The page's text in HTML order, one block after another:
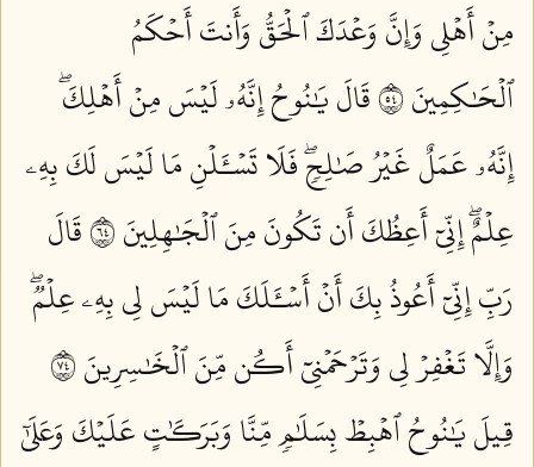
مِنۡ أَهۡلِي وَإِنَّ وَعۡدَكَ ٱلۡحَقُّ وَأَنتَ أَحۡكَمُ
ٱلۡحَٰكِمِينَ ٤٥
قَالَ يَٰنُوحُ إِنَّهُۥ لَيۡسَ مِنۡ أَهۡلِكَۖ
إِنَّهُۥ عَمَلٌ غَيۡرُ صَٰلِحٖۖ فَلَا تَسۡـَٔلۡنِ مَا لَيۡسَ لَكَ بِهِۦ
عِلۡمٌۖ إِنِّيٓ أَعِظُكَ أَن تَكُونَ مِنَ ٱلۡجَٰهِلِينَ ٤٦
قَالَ
رَبِّ إِنِّيٓ أَعُوذُ بِكَ أَنۡ أَسۡـَٔلَكَ مَا لَيۡسَ لِي بِهِۦ عِلۡمٞۖ
وَإِلَّا تَغۡفِرۡ لِي وَتَرۡحَمۡنِيٓ أَكُن مِّنَ ٱلۡخَٰسِرِينَ ٤٧
قِيلَ يَٰنُوحُ ٱهۡبِطۡ بِسَلَٰمٖ مِّنَّا وَبَرَكَٰتٍ عَلَيۡكَ وَعَلَىٰٓ